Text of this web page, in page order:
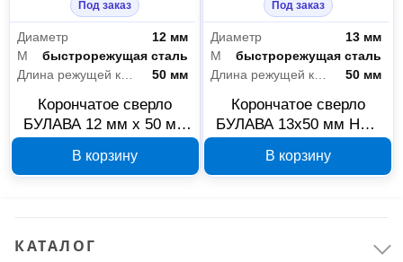
Под заказ
Диаметр
12 мм
быстрорежущая сталь
50 мм
Корончатое сверло
БУЛАВА 12 мм x 50 мм
В корзину
Под заказ
Диаметр
13 мм
быстрорежущая сталь
Длина режущей кромки
50 мм
Корончатое сверло
БУЛАВА 13x50 мм HSS
В корзину
КАТАЛОГ